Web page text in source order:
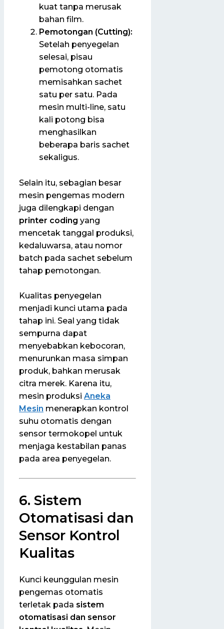
kuat tanpa merusak
bahan film.
Pemotongan (Cutting):
Setelah penyegelan
selesai, pisau
pemotong otomatis
memisahkan sachet
satu per satu. Pada
mesin multi-line, satu
kali potong bisa
menghasilkan
beberapa baris sachet
sekaligus.
Selain itu, sebagian besar
mesin pengemas modern
juga dilengkapi dengan
printer coding yang
mencetak tanggal produksi,
kedaluwarsa, atau nomor
batch pada sachet sebelum
tahap pemotongan.
Kualitas penyegelan
menjadi kunci utama pada
tahap ini. Seal yang tidak
sempurna dapat
menyebabkan kebocoran,
menurunkan masa simpan
produk, bahkan merusak
citra merek. Karena itu,
mesin produksi Aneka
Mesin menerapkan kontrol
suhu otomatis dengan
sensor termokopel untuk
menjaga kestabilan panas
pada area penyegelan.
6. Sistem
Otomatisasi dan
Sensor Kontrol
Kualitas
Kunci keunggulan mesin
pengemas otomatis
terletak pada sistem
otomatisasi dan sensor